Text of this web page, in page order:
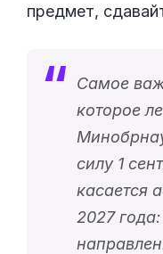
предмет,
Самое
которое
силу 1
касается
2027